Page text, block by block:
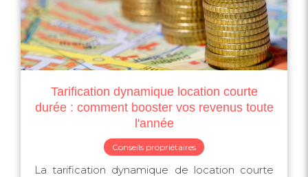
Tarification dynamique location courte
durée : comment booster vos revenus toute
l'année
Conseils propriétaires
La tarification dynamique de location courte